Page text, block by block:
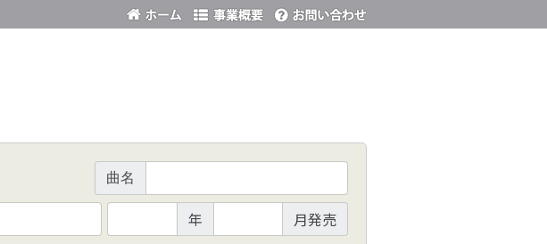
曲名
年 月発売